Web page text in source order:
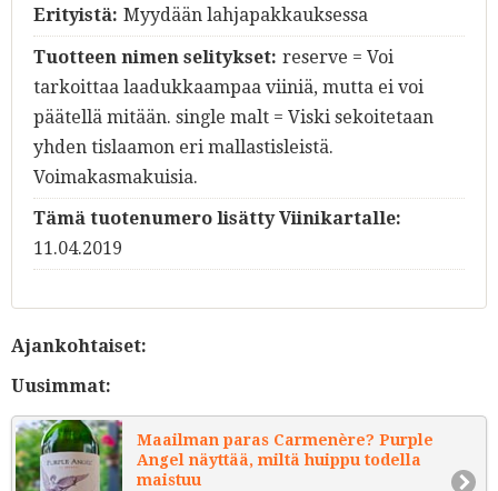
Erityistä: Myydään lahjapakkauksessa
Tuotteen nimen selitykset: reserve = Voi
tarkoittaa laadukkaampaa viiniä, mutta ei voi
päätellä mitään. single malt = Viski sekoitetaan
yhden tislaamon eri mallastisleistä.
Voimakasmakuisia.
Tämä tuotenumero lisätty Viinikartalle:
11.04.2019
Ajankohtaiset:
Uusimmat:
Maailman paras Carmenère? Purple
Angel näyttää, miltä huippu todella
maistuu